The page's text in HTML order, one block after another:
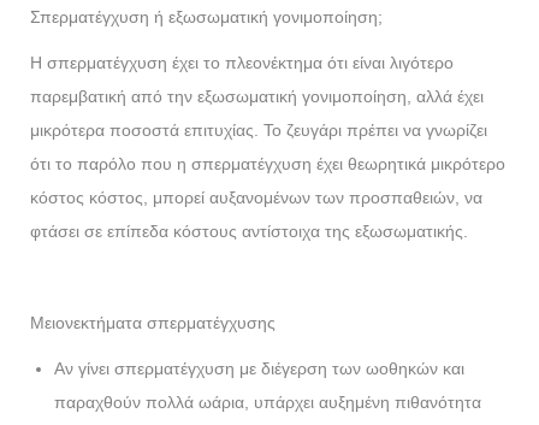
Σπερματέγχυση ή εξωσωματική γονιμοποίηση;
Η σπερματέγχυση έχει το πλεονέκτημα ότι είναι λιγότερο
παρεμβατική από την εξωσωματική γονιμοποίηση, αλλά έχει
μικρότερα ποσοστά επιτυχίας. Το ζευγάρι πρέπει να γνωρίζει
ότι το παρόλο που η σπερματέγχυση έχει θεωρητικά μικρότερο
κόστος κόστος, μπορεί αυξανομένων των προσπαθειών, να
φτάσει σε επίπεδα κόστους αντίστοιχα της εξωσωματικής.
Μειονεκτήματα σπερματέγχυσης
Αν γίνει σπερματέγχυση με διέγερση των ωοθηκών και
παραχθούν πολλά ωάρια, υπάρχει αυξημένη πιθανότητα